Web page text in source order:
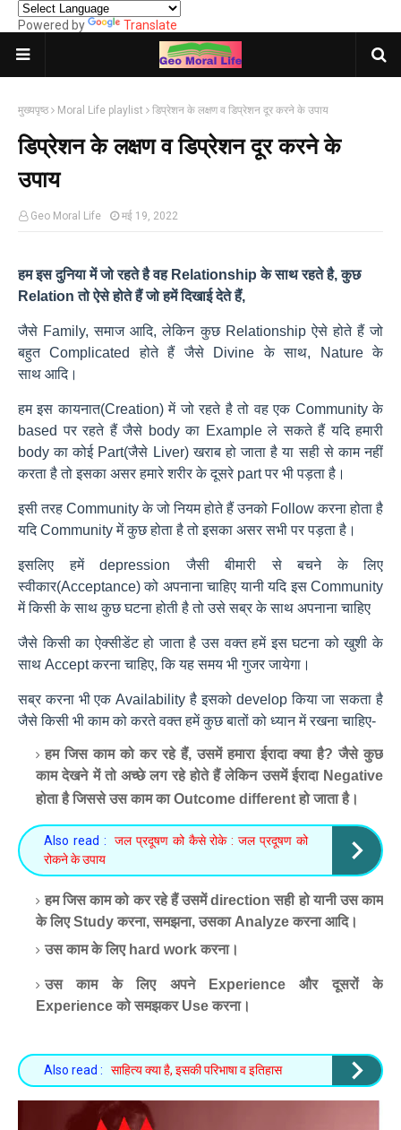
Powered by Translate
मुख्यपृष्ठ Moral Life playlist डिप्रेशन के लक्षण व डिप्रेशन दूर करने के उपाय
डिप्रेशन के लक्षण व डिप्रेशन दूर करने के
उपाय
Geo Moral Life मई 19, 2022
हम इस दुनिया में जो रहते है वह Relationship के साथ रहते है, कुछ
Relation तो ऐसे होते हैं जो हमें दिखाई देते हैं,
जैसे Family, समाज आदि, लेकिन कुछ Relationship ऐसे होते हैं जो
बहुत Complicated होते हैं जैसे Divine के साथ, Nature के
साथ आदि।
हम इस कायनात(Creation) में जो रहते है तो वह एक Community के
based पर रहते हैं जैसे body का Example ले सकते हैं यदि हमारी
body का कोई Part(जैसे Liver) खराब हो जाता है या सही से काम नहीं
करता है तो इसका असर हमारे शरीर के दूसरे part पर भी पड़ता है।
इसी तरह Community के जो नियम होते हैं उनको Follow करना होता है
यदि Community में कुछ होता है तो इसका असर सभी पर पड़ता है।
इसलिए हमें depression जैसी बीमारी से बचने के लिए
स्वीकार(Acceptance) को अपनाना चाहिए यानी यदि इस Community
में किसी के साथ कुछ घटना होती है तो उसे सब्र के साथ अपनाना चाहिए
जैसे किसी का ऐक्सीडेंट हो जाता है उस वक्त हमें इस घटना को खुशी के
साथ Accept करना चाहिए, कि यह समय भी गुजर जायेगा।
सब्र करना भी एक Availability है इसको develop किया जा सकता है
जैसे किसी भी काम को करते वक्त हमें कुछ बातों को ध्यान में रखना चाहिए-
हम जिस काम को कर रहे हैं, उसमें हमारा ईरादा क्या है? जैसे कुछ
काम देखने में तो अच्छे लग रहे होते हैं लेकिन उसमें ईरादा Negative
होता है जिससे उस काम का Outcome different हो जाता है।
Also read :
जल प्रदूषण को कैसे रोके : जल प्रदूषण को
रोकने के उपाय
हम जिस काम को कर रहे हैं उसमें direction सही हो यानी उस काम
के लिए Study करना, समझना, उसका Analyze करना आदि।
उस काम के लिए hard work करना।
उस काम के लिए अपने Experience और दूसरों के
Experience को समझकर Use करना।
Also read : साहित्य क्या है, इसकी परिभाषा व इतिहास